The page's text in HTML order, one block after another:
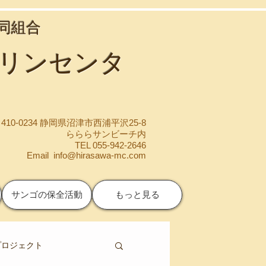
組合
ンセンタ
0234 静岡県沼津市西浦平沢25-8
らららサンビーチ内
TEL 055-942-2646
Email info@hirasawa-mc.com
サンゴの保全活動 もっと見る
ジェクト